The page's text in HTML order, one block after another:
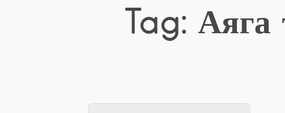
Tag: Аяга